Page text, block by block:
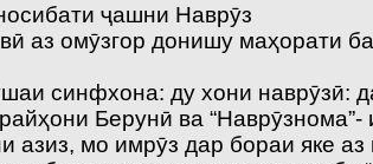
ҷашни Наврӯз
аз омӯзгор донишу маҳорати
синфхона: ду хони наврӯзӣ:
Берунӣ ва
мо имрӯз дар бораи яке